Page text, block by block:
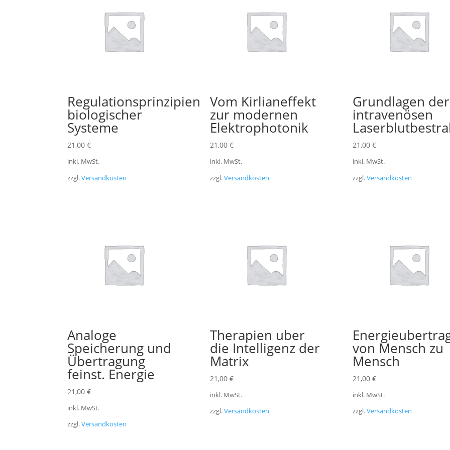
Regulationsprinzipien
biologischer
Systeme
21,00€
inkl. MwSt.
zzgl.Versandkosten
Vom Kirlianeffekt
zur modernen
Elektrophotonik
21,00 €
inkl. MwSt.
zzgl.Versandkosten
Grundlagen der
intravenösen
21,00 €
inkl. MwSt.
zzgl.Versandkosten
Analoge
Speicherung und
Übertragung
feinst. Energie
21,00€
inkl. MwSt.
zzgl.Versandkosten
Therapien uber
die Intelligenz der
Matrix
21,00 €
inkl. MwSt.
zzgl.Versandkosten
von Mensch zu
Mensch
21,00 €
inkl. MwSt.
zzgl.Versandkosten